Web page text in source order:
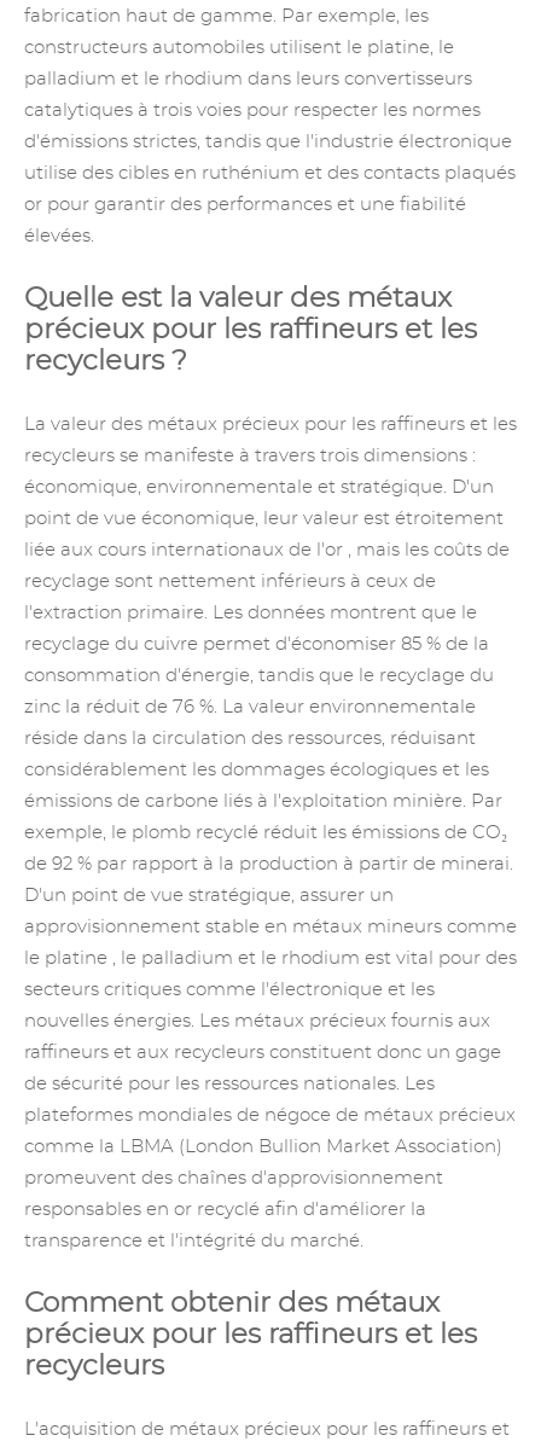
fabrication haut de gamme. Par exemple, les
constructeurs automobiles utilisent le platine, le
palladium et le rhodium dans leurs convertisseurs
catalytiques à trois voies pour respecter les normes
d'émissions strictes, tandis que l'industrie électronique
utilise des cibles en ruthénium et des contacts plaqués
or pour garantir des performances et une fiabilité
élevées.
Quelle est la valeur des métaux
précieux pour les raffineurs et les
recycleurs ?
La valeur des métaux précieux pour les raffineurs et les
recycleurs se manifeste à travers trois dimensions :
économique, environnementale et stratégique. D'un
point de vue économique, leur valeur est étroitement
liée aux cours internationaux de l'or , mais les coûts de
recyclage sont nettement inférieurs à ceux de
l'extraction primaire. Les données montrent que le
recyclage du cuivre permet d'économiser 85 % de la
consommation d'énergie, tandis que le recyclage du
zinc la réduit de 76 %. La valeur environnementale
réside dans la circulation des ressources, réduisant
considérablement les dommages écologiques et les
émissions de carbone liés à l'exploitation minière. Par
exemple, le plomb recyclé réduit les émissions de CO₂
de 92 % par rapport à la production à partir de minerai.
D'un point de vue stratégique, assurer un
approvisionnement stable en métaux mineurs comme
le platine , le palladium et le rhodium est vital pour des
secteurs critiques comme l'électronique et les
nouvelles énergies. Les métaux précieux fournis aux
raffineurs et aux recycleurs constituent donc un gage
de sécurité pour les ressources nationales. Les
plateformes mondiales de négoce de métaux précieux
comme la LBMA (London Bullion Market Association)
promeuvent des chaînes d'approvisionnement
responsables en or recyclé afin d'améliorer la
transparence et l'intégrité du marché.
Comment obtenir des métaux
précieux pour les raffineurs et les
recycleurs
L'acquisition de métaux précieux pour les raffineurs et